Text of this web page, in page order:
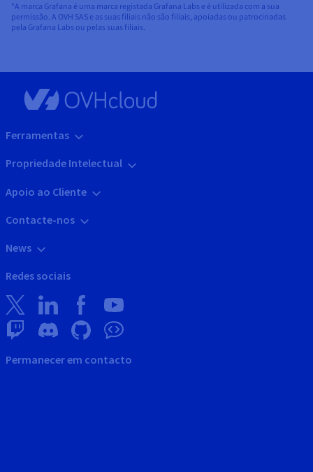
*A marca Grafana é uma marca registada Grafana Labs e é utilizada com a sua
permissão. A OVH SAS e as suas filiais não são filiais, apoiadas ou patrocinadas
pela Grafana Labs ou pelas suas filiais.
Ferramentas
Propriedade Intelectual
Apoio ao Cliente
Contacte-nos
News
Redes sociais
Permanecer em contacto